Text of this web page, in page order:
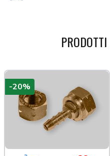
PRODOTTI
più tardi
-20%